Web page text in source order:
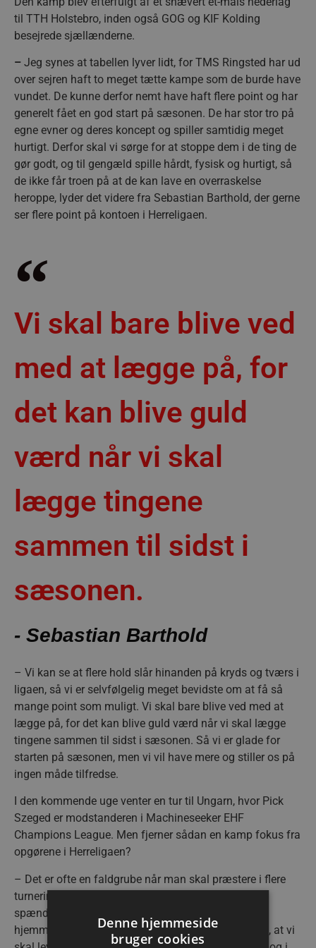
til TTH Holstebro, inden også GOG og KIF Kolding
besejrede sjællænderne.
– Jeg synes at tabellen lyver lidt, for TMS Ringsted har ud
over sejren haft to meget tætte kampe som de burde have
vundet. De kunne derfor nemt have haft flere point og har
generelt fået en god start på sæsonen. De har stor tro på
egne evner og deres koncept og spiller samtidig meget
hurtigt. Derfor skal vi sørge for at stoppe dem i de ting de
gør godt, og til gengæld spille hårdt, fysisk og hurtigt, så
de ikke får troen på at de kan lave en overraskelse
heroppe, lyder det videre fra Sebastian Barthold, der gerne
ser flere point på kontoen i Herreligaen.
Vi skal bare blive ved
med at lægge på, for
det kan blive guld
værd når vi skal
lægge tingene
sammen til sidst i
sæsonen.
- Sebastian Barthold
– Vi kan se at flere hold slår hinanden på kryds og tværs i
ligaen, så vi er selvfølgelig meget bevidste om at få så
mange point som muligt. Vi skal bare blive ved med at
lægge på, for det kan blive guld værd når vi skal lægge
tingene sammen til sidst i sæsonen. Så vi er glade for
starten på sæsonen, men vi vil have mere og stiller os på
ingen måde tilfredse.
I den kommende uge venter en tur til Ungarn, hvor Pick
Szeged er modstanderen i Machineseeker EHF
Champions League. Men fjerner sådan en kamp fokus fra
opgørene i Herreligaen?
– Det er ofte en faldgrube når man skal præstere i flere
turneringer på samme tid. Det lyder måske mere
spændende med næste europæiske kamp end en
hjemmekamp i ligaen, men vi er meget bevidste om, at vi
Denne hjemmeside
bruger cookies